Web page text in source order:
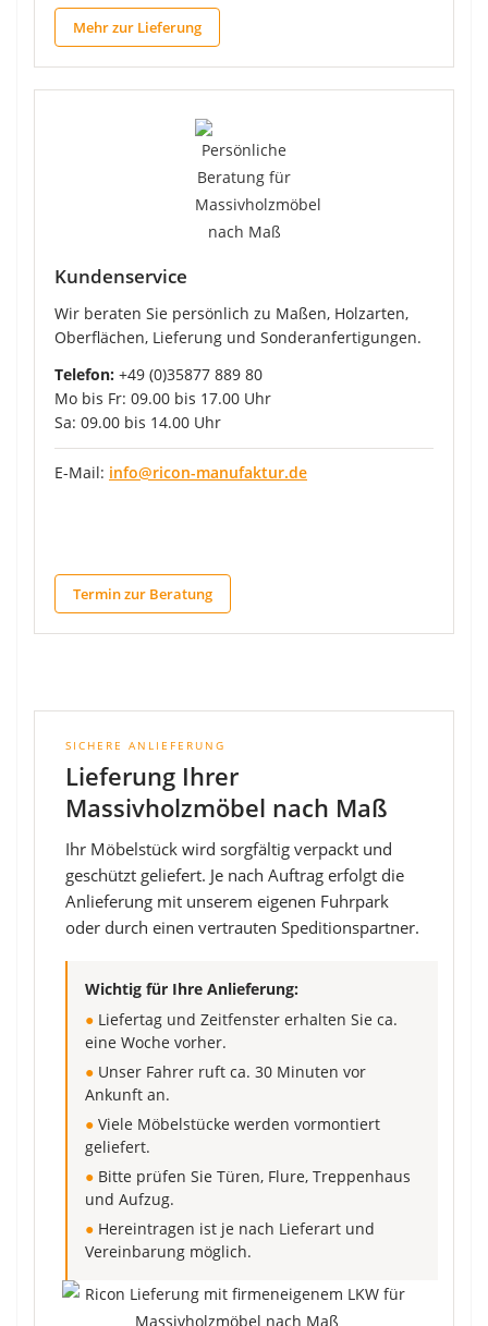
Mehr zur Lieferung
Kundenservice
Wir beraten Sie persönlich zu Maßen, Holzarten,
Oberflächen, Lieferung und Sonderanfertigungen.
Telefon: +49 (0)35877 889 80
Mo bis Fr: 09.00 bis 17.00 Uhr
Sa: 09.00 bis 14.00 Uhr
E-Mail: info@ricon-manufaktur.de
Termin zur Beratung
SICHERE ANLIEFERUNG
Lieferung Ihrer
Massivholzmöbel nach Maß
Ihr Möbelstück wird sorgfältig verpackt und
geschützt geliefert. Je nach Auftrag erfolgt die
Anlieferung mit unserem eigenen Fuhrpark
oder durch einen vertrauten Speditionspartner.
Wichtig für Ihre Anlieferung:
● Liefertag und Zeitfenster erhalten Sie ca.
eine Woche vorher.
● Unser Fahrer ruft ca. 30 Minuten vor
Ankunft an.
● Viele Möbelstücke werden vormontiert
geliefert.
● Bitte prüfen Sie Türen, Flure, Treppenhaus
und Aufzug.
● Hereintragen ist je nach Lieferart und
Vereinbarung möglich.